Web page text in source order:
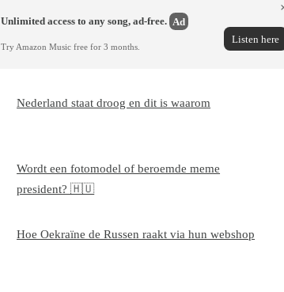
Unlimited access to any song, ad-free. Ad
Try Amazon Music free for 3 months.
Listen here
Nederland staat droog en dit is waarom
Wordt een fotomodel of beroemde meme
president? 🇭🇺
Hoe Oekraïne de Russen raakt via hun webshop